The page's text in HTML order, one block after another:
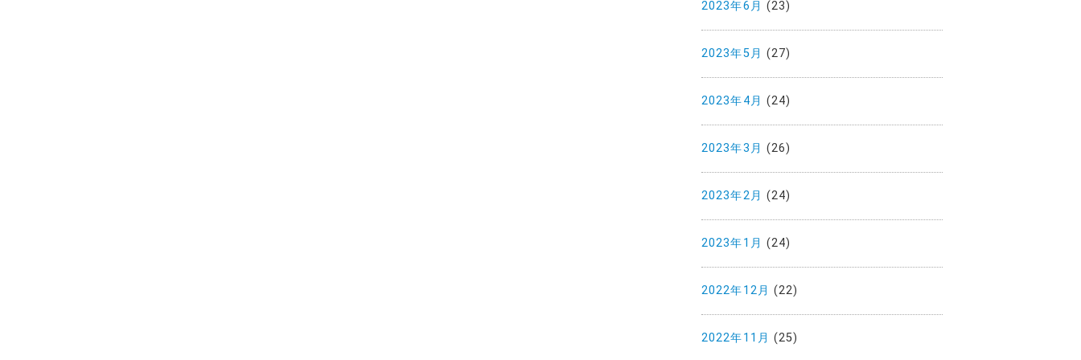
2023年6月 (23)
2023年5月 (27)
2023年4月 (24)
2023年3月 (26)
2023年2月 (24)
2023年1月 (24)
2022年12月 (22)
2022年11月 (25)